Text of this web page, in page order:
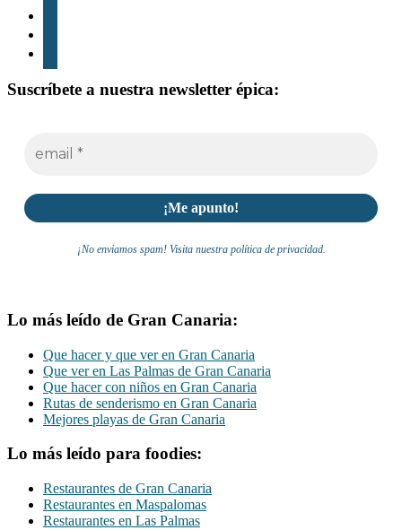
Suscríbete a nuestra newsletter épica:
¡No enviamos spam! Visita nuestra política de privacidad.
Lo más leído de Gran Canaria:
Que hacer y que ver en Gran Canaria
Que ver en Las Palmas de Gran Canaria
Que hacer con niños en Gran Canaria
Rutas de senderismo en Gran Canaria
Mejores playas de Gran Canaria
Lo más leído para foodies:
Restaurantes de Gran Canaria
Restaurantes en Maspalomas
Restaurantes en Las Palmas